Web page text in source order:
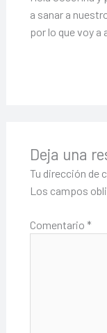
a sanar a
por lo que voy a
Deja una
Tu dirección de
Los campos
Comentario *